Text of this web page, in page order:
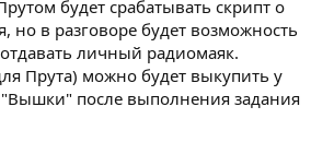
будет срабатывать скрипт о
но в разговоре будет возможность
личный радиомаяк.
Прута) можно будет выкупить у
после выполнения задания